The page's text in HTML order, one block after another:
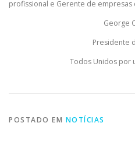
profissional e Gerente de empresas
George
Presidente
Todos Unidos por
POSTADO EM NOTÍCIAS